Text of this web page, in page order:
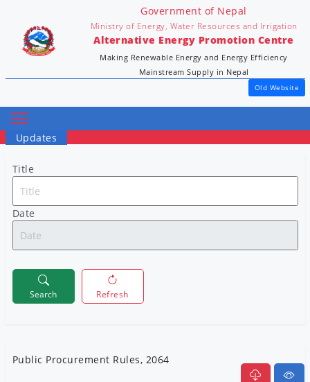
Government of Nepal
Ministry of Energy, Water Resources and Irrigation
Alternative Energy Promotion Centre
Making Renewable Energy and Energy Efficiency
Mainstream Supply in Nepal
Old Website
Updates
Title
Date
Search Refresh
Public Procurement Rules, 2064